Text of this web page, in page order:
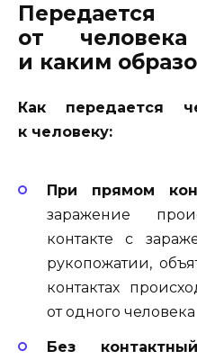
от
и каким
Как передается
к человеку:
При прямом
заражение
контакте с
рукопожатии,
контактах
от одного
Без